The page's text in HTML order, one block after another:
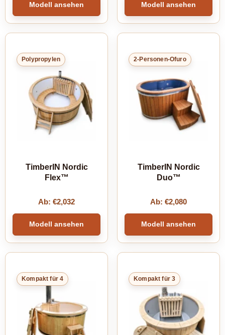
Modell ansehen Modell ansehen
Polypropylen
TimberIN Nordic
Flex™
Ab: €2,032
Modell ansehen
2-Personen-Ofuro
TimberIN Nordic
Duo™
Ab: €2,080
Modell ansehen
Kompakt für 4 Kompakt für 3